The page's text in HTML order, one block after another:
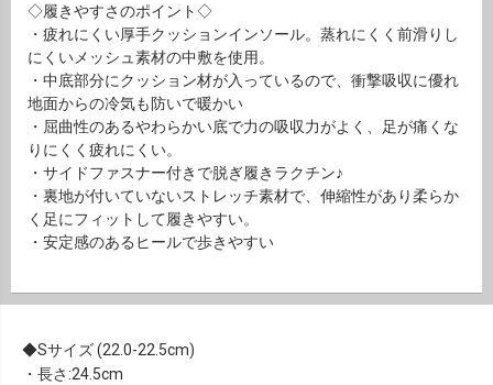
◇履きやすさのポイント◇
・疲れにくい厚手クッションインソール。蒸れにくく前滑りし
にくいメッシュ素材の中敷を使用。
・中底部分にクッション材が入っているので、衝撃吸収に優れ
地面からの冷気も防いで暖かい
・屈曲性のあるやわらかい底で力の吸収力がよく、足が痛くな
りにくく疲れにくい。
・サイドファスナー付きで脱ぎ履きラクチン♪
・裏地が付いていないストレッチ素材で、伸縮性があり柔らか
く足にフィットして履きやすい。
・安定感のあるヒールで歩きやすい
Sサイズ (22.0-22.5cm)
・長さ:24.5cm